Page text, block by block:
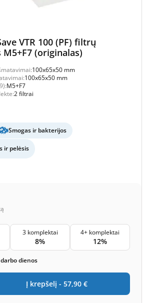
VTR 100 (PF) filtrų
(originalas)
100x65x50 mm
100x65x50 mm
M5+F7
2 filtrai
Smogas ir bakterijos
ir pelėsis
3 komplektai
8%
4+ komplektai
12%
dienos
Į krepšelį - 57,90 €